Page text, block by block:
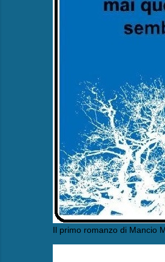
Il primo romanzo di Mancio